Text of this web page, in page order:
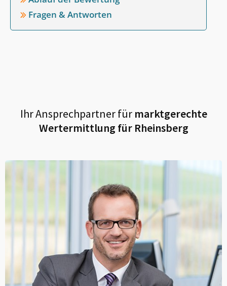
Fragen & Antworten
Ihr Ansprechpartner fürmarktgerechte
Wertermittlung für Rheinsberg